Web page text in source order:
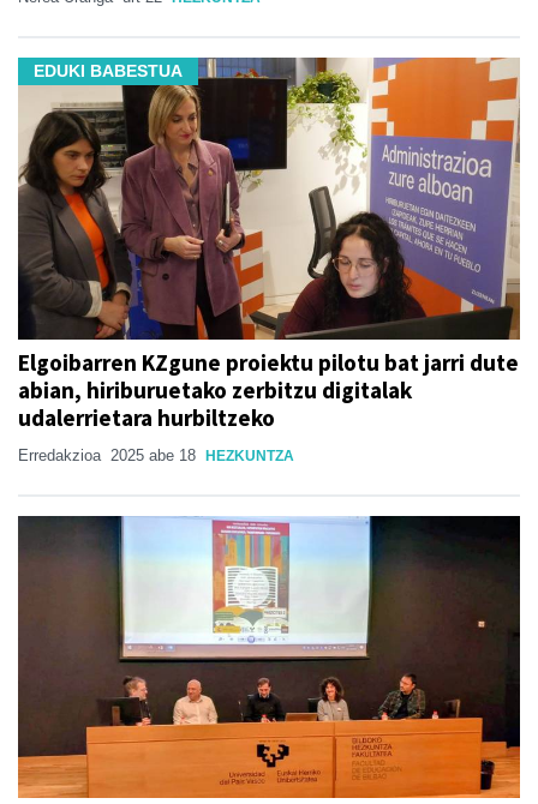
EDUKI BABESTUA
Elgoibarren KZgune proiektu pilotu bat jarri dute
abian, hiriburuetako zerbitzu digitalak
udalerrietara hurbiltzeko
Erredakzioa 2025 abe 18 HEZKUNTZA